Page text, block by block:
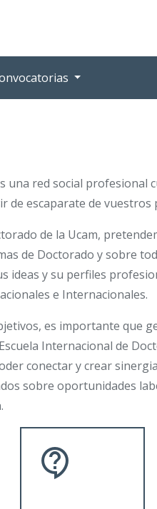
una red social
de escaparate de vuestros
de la Ucam,
de Doctorado y sobre
ideas y su perfiles
e Internacionales.
es importante que
Internacional de
conectar y crear
sobre oportunidades